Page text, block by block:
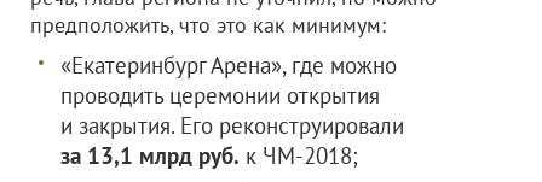
предположить, что это как минимум:
«Екатеринбург Арена», где можно
проводить церемонии открытия
и закрытия. Его реконструировали
за 13,1 млрд руб. к ЧМ-2018;